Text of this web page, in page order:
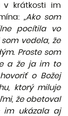
v krátkosti im
„Ako som
pocítila
vo
som vedela,že
Proste som
aže ja im to
o Božej
ktorý miluje
že obetoval
im ukázala aj